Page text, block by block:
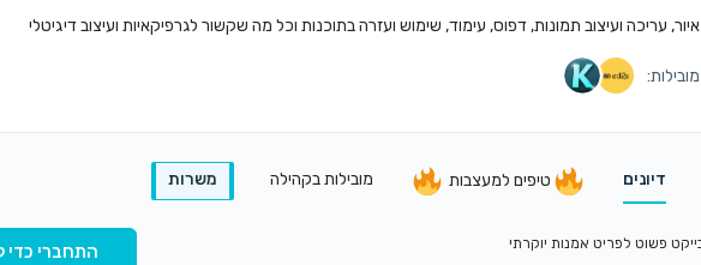
איור, עריכה ועיצוב תמונות, דפוס, עימוד, שימוש ועזרה בתוכנות וכל מה שקשור לגרפיקאיות ועיצוב דיגיטלי
מובילות:
דיונים טיפים למעצבות מובילות בקהילה משרות
התחברי כדי